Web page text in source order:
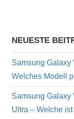
NEUESTE
Samsung Galaxy
Welches Modell
Samsung Galaxy
Ultra – Welche